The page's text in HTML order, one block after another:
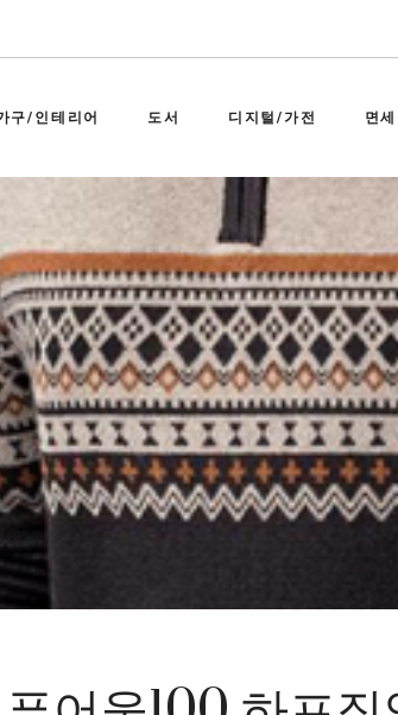
구/인테리어 도서 디지털/가전 면